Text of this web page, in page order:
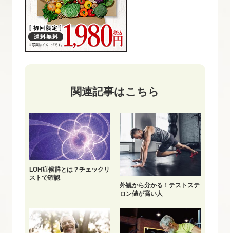
関連記事はこちら
LOH症候群とは？チェックリ
ストで確認
外観から分かる！テストステ
ロン値が高い人